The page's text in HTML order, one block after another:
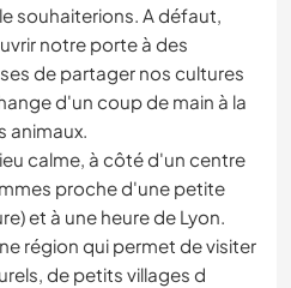
souhaiterions. A défaut,
notre porte à des
de partager nos cultures
d'un coup de main à la
animaux.
calme, à côté d'un centre
proche d'une petite
et à une heure de Lyon.
région qui permet de visiter
de petits villages d